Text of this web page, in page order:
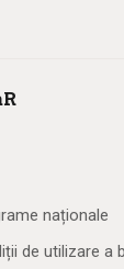
naționale
de utilizare a